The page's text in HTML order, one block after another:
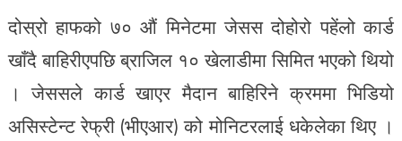
दोस्रो हाफको ७० औं मिनेटमा जेसस दोहोरो पहेंलो कार्ड
खाँदै बाहिरीएपछि ब्राजिल १० खेलाडीमा सिमित भएको थियो
। जेससले कार्ड खाएर मैदान बाहिरिने क्रममा भिडियो
असिस्टेन्ट रेफ्री (भीएआर) को मोनिटरलाई धकेलेका थिए ।